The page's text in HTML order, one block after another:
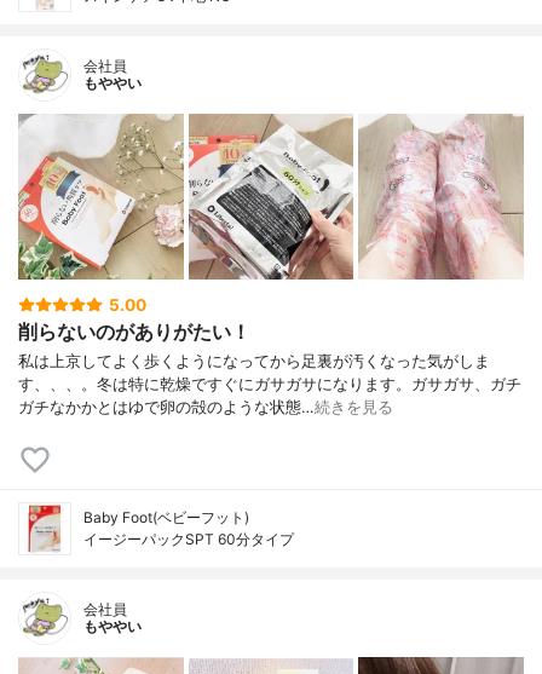
会社員
もややい
5.00
削らないのがありがたい！
私は上京してよく歩くようになってから足裏が汚くなった気がしま
す、、、。冬は特に乾燥ですぐにガサガサになります。ガサガサ、ガチ
ガチなかかとはゆで卵の殻のような状態…続きを見る
Baby Foot(ベビーフット)
イージーパックSPT 60分タイプ
会社員
もややい